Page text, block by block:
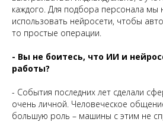
каждого. Для подбора персонала мы
использовать нейросети, чтобы
то простые операции.
- Вы не боитесь, что ИИ и
работы?
- События последних лет сделали
очень личной. Человеческое
большую роль – машины с этим не